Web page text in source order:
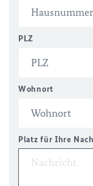
PLZ
Wohnort
Platz für Ihre